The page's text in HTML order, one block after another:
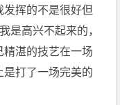
挥的不是很好但
是高兴不起来的，
湛的技艺在一场
打了一场完美的